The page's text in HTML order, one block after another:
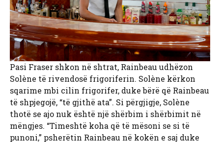
Pasi Fraser shkon në shtrat, Rainbeau udhëzon
Solène të rivendosë frigoriferin. Solène kërkon
sqarime mbi cilin frigorifer, duke bërë që Rainbeau
të shpjegojë, “të gjithë ata”. Si përgjigje, Solène
thotë se ajo nuk është një shërbim i shërbimit në
mëngjes. “Timeshtë koha që të mësoni se si të
punoni,” psherëtin Rainbeau në kokën e saj duke